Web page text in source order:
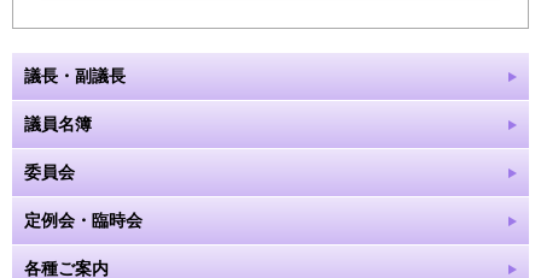
議長・副議長
議員名簿
委員会
定例会・臨時会
各種ご案内